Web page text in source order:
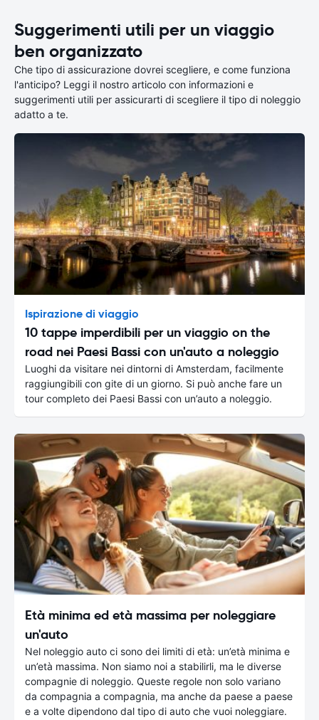
Suggerimenti utili per un viaggio
ben organizzato
Che tipo di assicurazione dovrei scegliere, e come funziona
l'anticipo? Leggi il nostro articolo con informazioni e
suggerimenti utili per assicurarti di scegliere il tipo di noleggio
adatto a te.
Ispirazione di viaggio
10 tappe imperdibili per un viaggio on the
road nei Paesi Bassi con un'auto a noleggio
Luoghi da visitare nei dintorni di Amsterdam, facilmente
raggiungibili con gite di un giorno. Si può anche fare un
tour completo dei Paesi Bassi con un’auto a noleggio.
Età minima ed età massima per noleggiare
un'auto
Nel noleggio auto ci sono dei limiti di età: un’età minima e
un’età massima. Non siamo noi a stabilirli, ma le diverse
compagnie di noleggio. Queste regole non solo variano
da compagnia a compagnia, ma anche da paese a paese
e a volte dipendono dal tipo di auto che vuoi noleggiare.